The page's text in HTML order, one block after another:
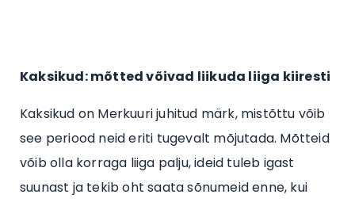
Kaksikud: mõtted võivad liikuda liiga kiiresti
Kaksikud on Merkuuri juhitud märk, mistõttu võib
see periood neid eriti tugevalt mõjutada. Mõtteid
võib olla korraga liiga palju, ideid tuleb igast
suunast ja tekib oht saata sõnumeid enne, kui